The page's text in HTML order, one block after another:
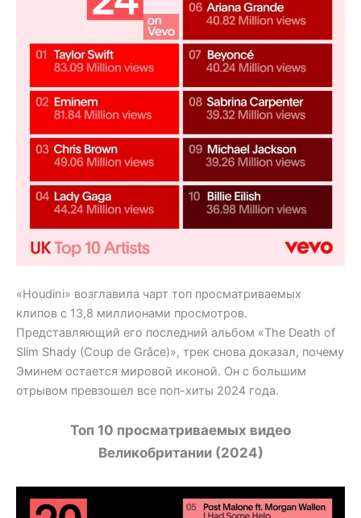
«Houdini» возглавила чарт топ просматриваемых
клипов с 13,8 миллионами просмотров.
Представляющий его последний альбом «The Death of
Slim Shady (Coup de Grâce)», трек снова доказал, почему
Эминем остается мировой иконой. Он с большим
отрывом превзошел все поп-хиты 2024 года.
Топ 10 просматриваемых видео
Великобритании (2024)